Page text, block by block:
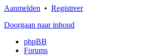
Aanmelden • Registreer
Doorgaan naar inhoud
phpBB
Forums